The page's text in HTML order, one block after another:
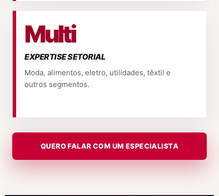
Multi
EXPERTISE SETORIAL
Moda, alimentos, eletro, utilidades, têxtil e
outros segmentos.
QUERO FALAR COM UM ESPECIALISTA